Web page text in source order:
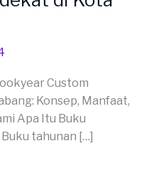
Custom
Konsep, Manfaat,
Apa Itu Buku
tahunan […]